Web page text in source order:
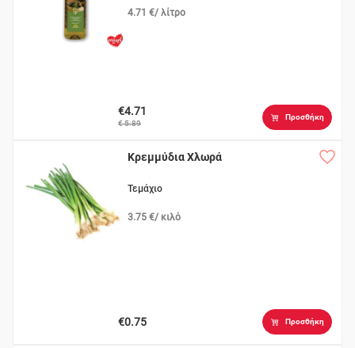
4.71 €/ λίτρο
€4.71
€ 5.89
Προσθήκη
Κρεμμύδια Χλωρά
Τεμάχιο
3.75 €/ κιλό
€0.75 Προσθήκη